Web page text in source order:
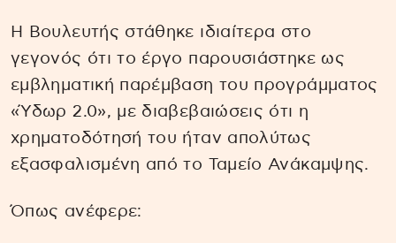
Η Βουλευτής στάθηκε ιδιαίτερα στο
γεγονός ότι το έργο παρουσιάστηκε ως
εμβληματική παρέμβαση του προγράμματος
«Ύδωρ 2.0», με διαβεβαιώσεις ότι η
χρηματοδότησή του ήταν απολύτως
εξασφαλισμένη από το Ταμείο Ανάκαμψης.
Όπως ανέφερε: